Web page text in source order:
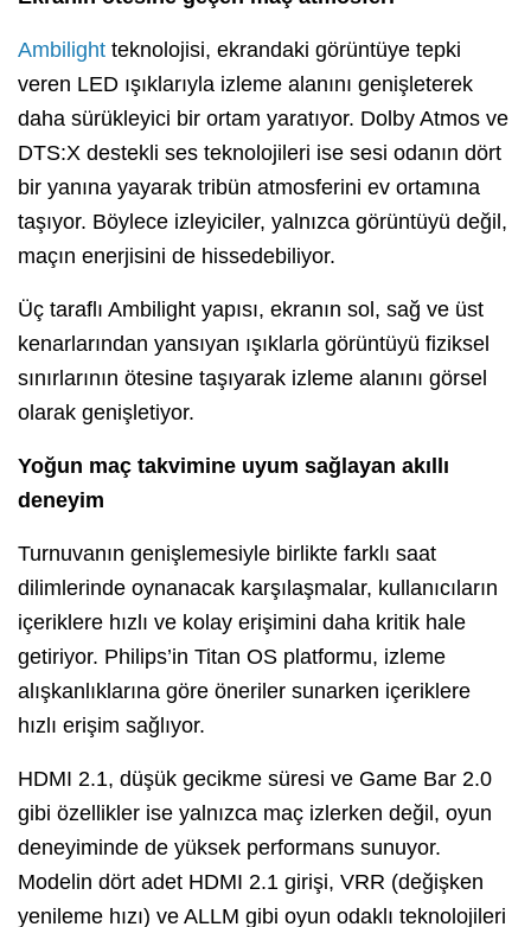
Ambilight teknolojisi, ekrandaki görüntüye tepki
veren LED ışıklarıyla izleme alanını genişleterek
daha sürükleyici bir ortam yaratıyor. Dolby Atmos ve
DTS:X destekli ses teknolojileri ise sesi odanın dört
bir yanına yayarak tribün atmosferini ev ortamına
taşıyor. Böylece izleyiciler, yalnızca görüntüyü değil,
maçın enerjisini de hissedebiliyor.
Üç taraflı Ambilight yapısı, ekranın sol, sağ ve üst
kenarlarından yansıyan ışıklarla görüntüyü fiziksel
sınırlarının ötesine taşıyarak izleme alanını görsel
olarak genişletiyor.
Yoğun maç takvimine uyum sağlayan akıllı
deneyim
Turnuvanın genişlemesiyle birlikte farklı saat
dilimlerinde oynanacak karşılaşmalar, kullanıcıların
içeriklere hızlı ve kolay erişimini daha kritik hale
getiriyor. Philips’in Titan OS platformu, izleme
alışkanlıklarına göre öneriler sunarken içeriklere
hızlı erişim sağlıyor.
HDMI 2.1, düşük gecikme süresi ve Game Bar 2.0
gibi özellikler ise yalnızca maç izlerken değil, oyun
deneyiminde de yüksek performans sunuyor.
Modelin dört adet HDMI 2.1 girişi, VRR (değişken
yenileme hızı) ve ALLM gibi oyun odaklı teknolojileri